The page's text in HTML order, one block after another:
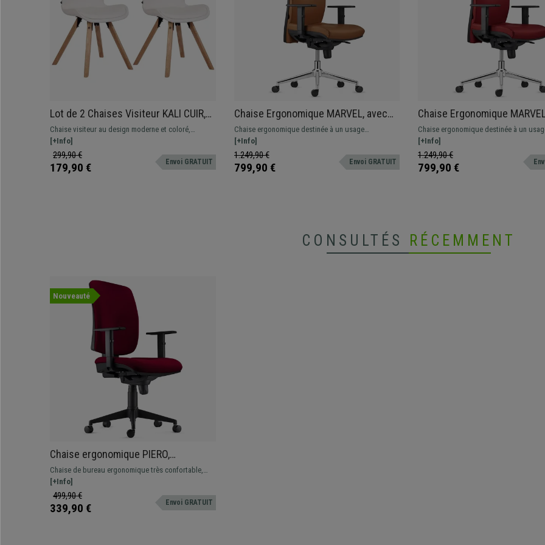
Lot de 2 Chaises Visiteur KALI CUIR,
Pieds en Hêtre, Assise Rembourrée,
Blanc
Chaise visiteur au design moderne et coloré,
confortablement rembourrée avec pieds en bois.
Différentes versions et couleurs disponibles.
[+Info]
299,90 €
179,90 € Envoi GRATUIT
Chaise Ergonomique MARVEL, avec
Piétement Métallique, Appui-tête et
Support Lombaire, en Cuir
Authentique, Marron
Chaise ergonomique destinée à un usage
professionnel avec dossier ajustable, support
lombaire et accoudoirs réglables en hauteur.
[+Info]
1.249,90 €
799,90 € Envoi GRATUIT
Chaise Ergonomique
Piétement Métallique,
Support Lombaire, en Cuir
Authentique, Bordeaux
Chaise ergonomique destinée à un
professionnel avec dossier ajustable,
lombaire et accoudoirs réglables en
[+Info]
1.249,90 €
799,90 €
CONSULTÉS RÉCEMMENT
Nouveauté
Chaise ergonomique PIERO,
Accoudoirs Ajustables, en Tissu
Bordeaux
Chaise de bureau ergonomique très confortable,
élaborée à partir de matériaux de grande qualité :
idéale pour une utilisation professionnelle intensive
!
[+Info]
499,90 €
339,90 € Envoi GRATUIT